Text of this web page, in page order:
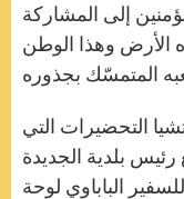
إلى المشاركة
الأرض وهذا الوطن
التحضيرات التي
بلدية الجديدة
الباباوي لوحة